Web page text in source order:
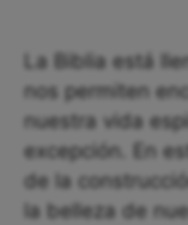
La Biblia está
nos permiten
nuestra vida
excepción. En
de la
la belleza de